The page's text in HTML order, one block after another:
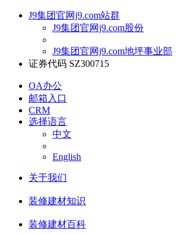
J9集团官网j9.com站群
J9集团官网j9.com股份
J9集团官网j9.com地坪事业部
证券代码 SZ300715
OA办公
邮箱入口
CRM
选择语言
中文
English
关于我们
装修建材知识
装修建材百科